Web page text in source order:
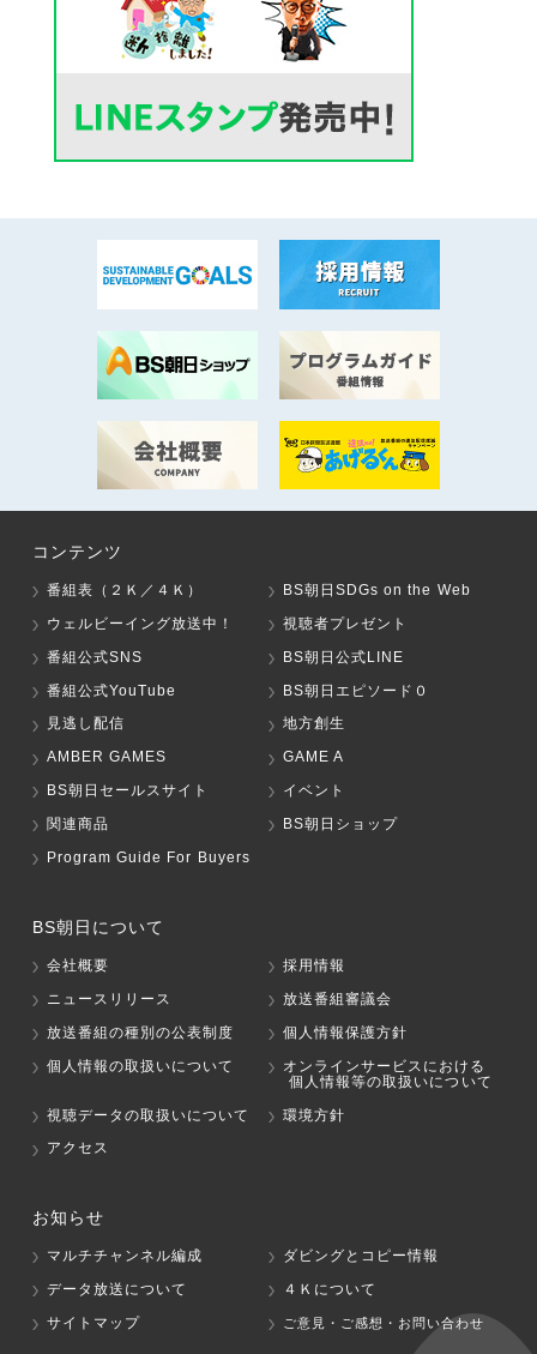
コンテンツ
番組表（２Ｋ／４Ｋ）
BS朝日SDGs on the Web
ウェルビーイング放送中！
視聴者プレゼント
番組公式SNS
BS朝日公式LINE
番組公式YouTube
BS朝日エピソード０
見逃し配信
地方創生
AMBER GAMES
GAME A
BS朝日セールスサイト
イベント
関連商品
BS朝日ショップ
Program Guide For Buyers
BS朝日について
会社概要
採用情報
ニュースリリース
放送番組審議会
放送番組の種別の公表制度
個人情報保護方針
個人情報の取扱いについて
オンラインサービスにおける
個人情報等の取扱いについて
視聴データの取扱いについて
環境方針
アクセス
お知らせ
マルチチャンネル編成
ダビングとコピー情報
データ放送について
４Ｋについて
サイトマップ
ご意見・ご感想・お問い合わせ